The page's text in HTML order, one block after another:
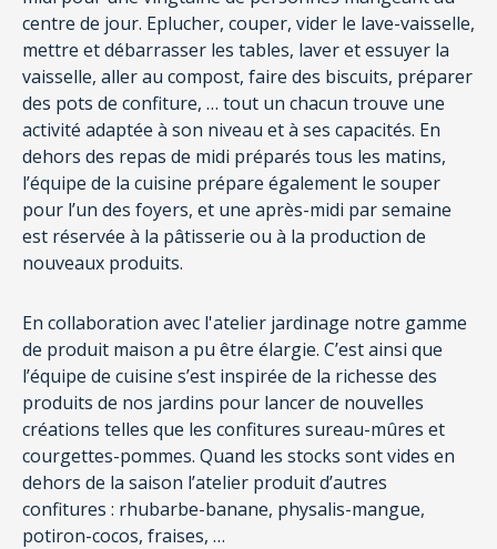
centre de jour. Eplucher, couper, vider le lave-vaisselle,
mettre et débarrasser les tables, laver et essuyer la
vaisselle, aller au compost, faire des biscuits, préparer
des pots de confiture, … tout un chacun trouve une
activité adaptée à son niveau et à ses capacités. En
dehors des repas de midi préparés tous les matins,
l’équipe de la cuisine prépare également le souper
pour l’un des foyers, et une après-midi par semaine
est réservée à la pâtisserie ou à la production de
nouveaux produits.
En collaboration avec l'atelier jardinage notre gamme
de produit maison a pu être élargie. C’est ainsi que
l’équipe de cuisine s’est inspirée de la richesse des
produits de nos jardins pour lancer de nouvelles
créations telles que les confitures sureau-mûres et
courgettes-pommes. Quand les stocks sont vides en
dehors de la saison l’atelier produit d’autres
confitures : rhubarbe-banane, physalis-mangue,
potiron-cocos, fraises, …